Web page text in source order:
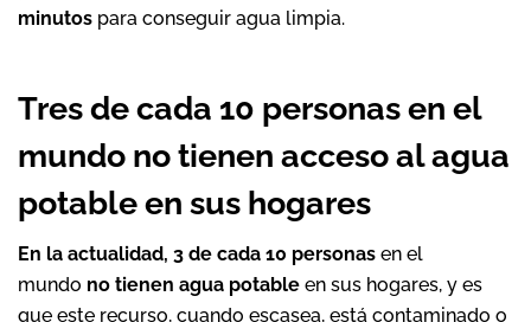
minutos para conseguir agua limpia.
Tres de cada 10 personas en el
mundo no tienen acceso al agua
potable en sus hogares
En la actualidad, 3 de cada 10 personas en el
mundo no tienen agua potable en sus hogares, y es
que este recurso, cuando escasea, está contaminado o